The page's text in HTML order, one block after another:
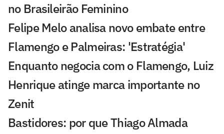
no Brasileirão Feminino
Felipe Melo analisa novo embate entre
Flamengo e Palmeiras: 'Estratégia'
Enquanto negocia com o Flamengo, Luiz
Henrique atinge marca importante no
Zenit
Bastidores: por que Thiago Almada